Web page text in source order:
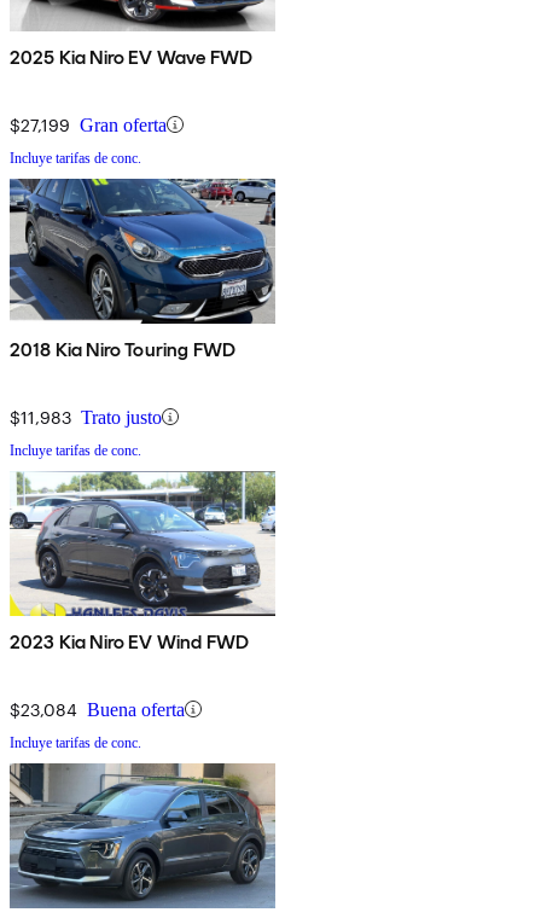
2025 Kia Niro EV Wave FWD
$27,199 Gran oferta
Incluye tarifas de conc.
2018 Kia Niro Touring FWD
$11,983 Trato justo
Incluye tarifas de conc.
2023 Kia Niro EV Wind FWD
$23,084 Buena oferta
Incluye tarifas de conc.